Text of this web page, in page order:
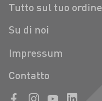
Tutto sul tuo ordine
Su di noi
Impressum
Contatto